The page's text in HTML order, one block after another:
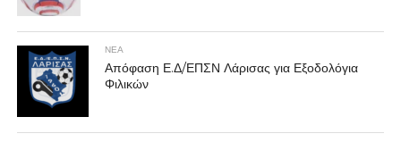
ΝΕΑ
Απόφαση Ε.Δ/ΕΠΣΝ Λάρισας για Εξοδολόγια
Φιλικών